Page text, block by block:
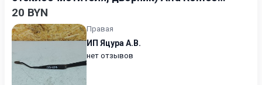
156 1997-2002
20 BYN
Правая
ИП Яцура А.В.
нет отзывов